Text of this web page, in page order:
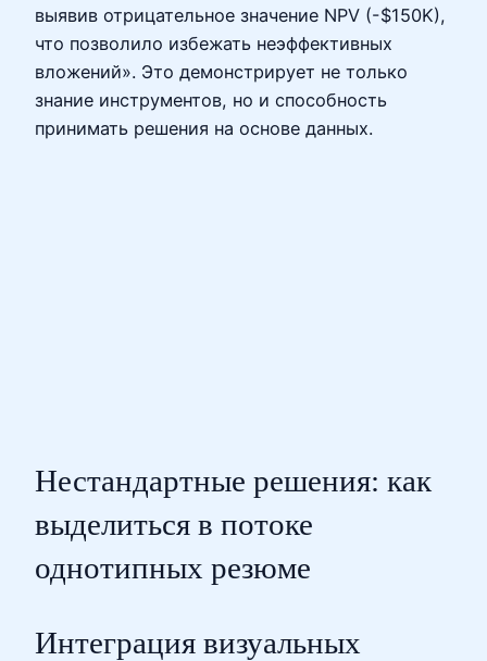
выявив отрицательное значение NPV (-$150K),
что позволило избежать неэффективных
вложений». Это демонстрирует не только
знание инструментов, но и способность
принимать решения на основе данных.
Нестандартные решения: как
выделиться в потоке
однотипных резюме
Интеграция визуальных